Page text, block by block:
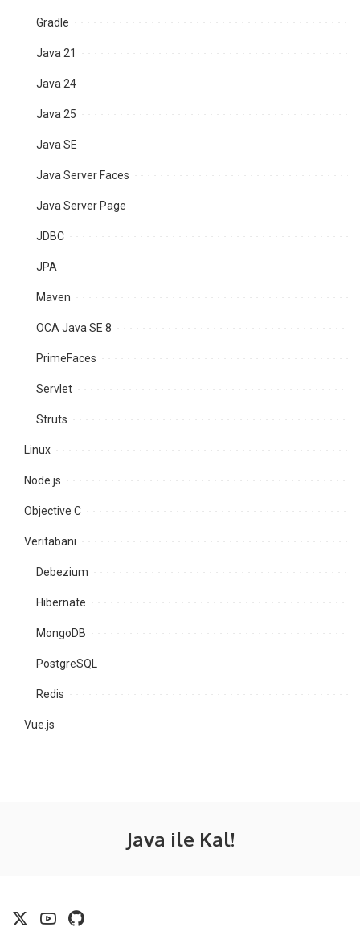
Gradle
Java 21
Java 24
Java 25
Java SE
Java Server Faces
Java Server Page
JDBC
JPA
Maven
OCA Java SE 8
PrimeFaces
Servlet
Struts
Linux
Node.js
Objective C
Veritabanı
Debezium
Hibernate
MongoDB
PostgreSQL
Redis
Vue.js
Java ile Kal!